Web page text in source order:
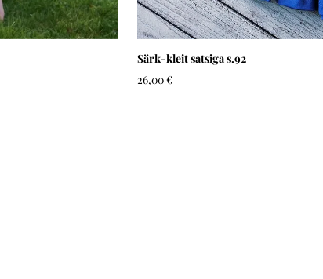
Särk-kleit satsiga s.92
26,00 €